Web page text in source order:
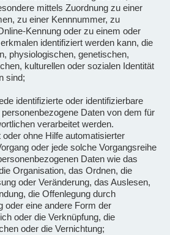
mittels Zuordnung zu einer
zu einer Kennnummer, zu
Kennung oder zu einem oder
identifiziert werden kann, die
physiologischen, genetischen,
kulturellen oder sozialen Identität
sind;
identifizierte oder identifizierbare
Daten von dem für
verarbeitet werden.
oder ohne Hilfe automatisierter
oder jede solche Vorgangsreihe
Daten wie das
Organisation, das Ordnen, die
oder Veränderung, das Auslesen,
die Offenlegung durch
oder eine andere Form der
oder die Verknüpfung, die
oder die Vernichtung;